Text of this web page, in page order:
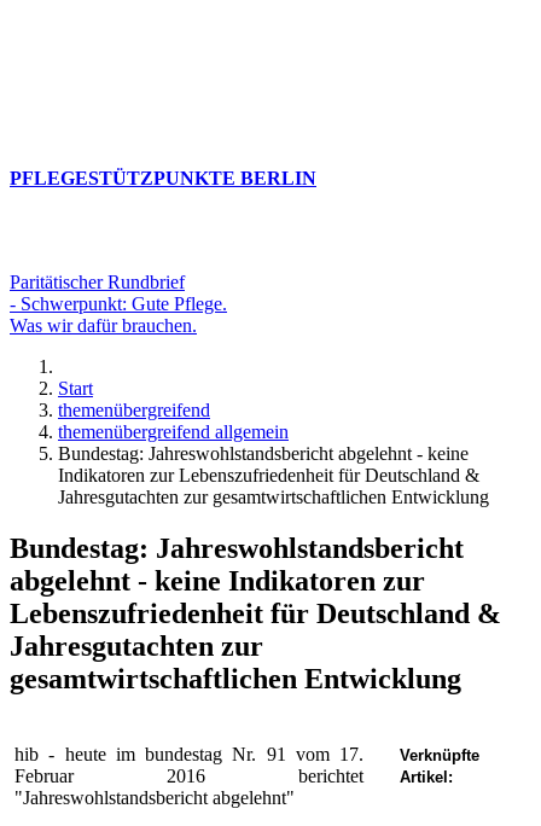
PFLEGESTÜTZPUNKTE BERLIN
Paritätischer Rundbrief
- Schwerpunkt: Gute Pflege.
Was wir dafür brauchen.
Start
themenübergreifend
themenübergreifend allgemein
Bundestag: Jahreswohlstandsbericht abgelehnt - keine
Indikatoren zur Lebenszufriedenheit für Deutschland &
Jahresgutachten zur gesamtwirtschaftlichen Entwicklung
Bundestag: Jahreswohlstandsbericht
abgelehnt - keine Indikatoren zur
Lebenszufriedenheit für Deutschland &
Jahresgutachten zur
gesamtwirtschaftlichen Entwicklung
hib - heute im bundestag Nr. 91 vom 17.
Februar 2016 berichtet
"Jahreswohlstandsbericht abgelehnt"
Verknüpfte
Artikel: